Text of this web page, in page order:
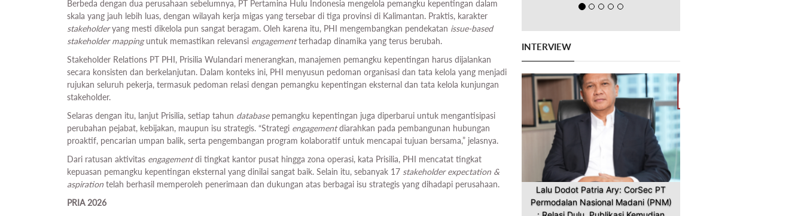
Berbeda dengan dua perusahaan sebelumnya, PT Pertamina Hulu Indonesia mengelola pemangku kepentingan dalam
skala yang jauh lebih luas, dengan wilayah kerja migas yang tersebar di tiga provinsi di Kalimantan. Praktis, karakter
stakeholderyang mesti dikelola pun sangat beragam. Oleh karena itu, PHI mengembangkan pendekatan issue-based
stakeholder mappinguntuk memastikan relevansi engagementterhadap dinamika yang terus berubah.
Stakeholder Relations PT PHI, Prisilia Wulandari menerangkan, manajemen pemangku kepentingan harus dijalankan
secara konsisten dan berkelanjutan. Dalam konteks ini, PHI menyusun pedoman organisasi dan tata kelola yang menjadi
rujukan seluruh pekerja, termasuk pedoman relasi dengan pemangku kepentingan eksternal dan tata kelola kunjungan
stakeholder.
Selaras dengan itu, lanjut Prisilia, setiap tahun database pemangku kepentingan juga diperbarui untuk mengantisipasi
perubahan pejabat, kebijakan, maupun isu strategis. “Strategi engagementdiarahkan pada pembangunan hubungan
proaktif, pencarian umpan balik, serta pengembangan program kolaboratif untuk mencapai tujuan bersama,” jelasnya.
Dari ratusan aktivitas engagementdi tingkat kantor pusat hingga zona operasi, kata Prisilia, PHI mencatat tingkat
kepuasan pemangku kepentingan eksternal yang dinilai sangat baik. Selain itu, sebanyak 17 stakeholder expectation &
aspiration telah berhasil memperoleh penerimaan dan dukungan atas berbagai isu strategis yang dihadapi perusahaan.
PRIA 2026
INTERVIEW
Lalu Dodot Patria Ary: CorSec PT
Permodalan Nasional Madani (PNM)
Previous Next